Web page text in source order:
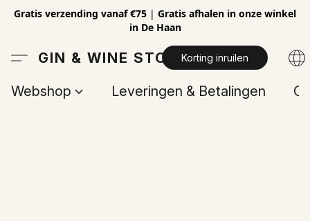
Gratis verzending vanaf €75 | Gratis afhalen in onze winkel
in De Haan
GIN & WINE STOREKorting inruilen
Webshop Leveringen & Betalingen